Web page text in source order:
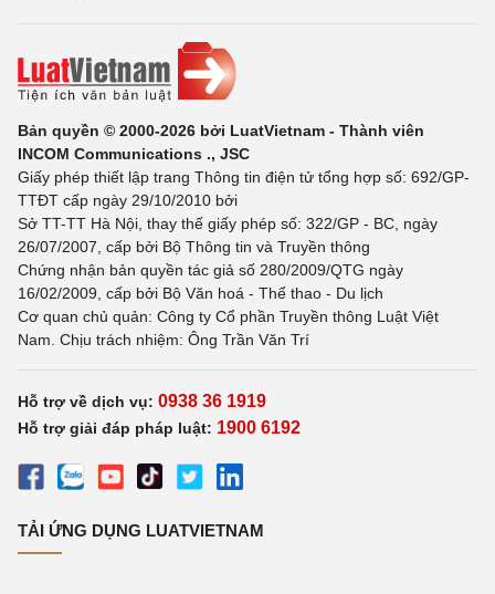
Bản quyền © 2000-2026 bởi LuatVietnam - Thành viên
INCOM Communications ., JSC
Giấy phép thiết lập trang Thông tin điện tử tổng hợp số: 692/GP-
TTĐT cấp ngày 29/10/2010 bởi
Sở TT-TT Hà Nội, thay thế giấy phép số: 322/GP - BC, ngày
26/07/2007, cấp bởi Bộ Thông tin và Truyền thông
Chứng nhận bản quyền tác giả số 280/2009/QTG ngày
16/02/2009, cấp bởi Bộ Văn hoá - Thể thao - Du lịch
Cơ quan chủ quản: Công ty Cổ phần Truyền thông Luật Việt
Nam. Chịu trách nhiệm: Ông Trần Văn Trí
Hỗ trợ về dịch vụ: 0938 36 1919
Hỗ trợ giải đáp pháp luật: 1900 6192
TẢI ỨNG DỤNG LUATVIETNAM